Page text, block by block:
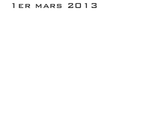
1er mars 2013